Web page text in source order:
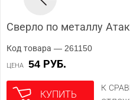
Сверло по металлу
Код товара — 261150
ЦЕНА 54 РУБ.
КУПИТЬ
К